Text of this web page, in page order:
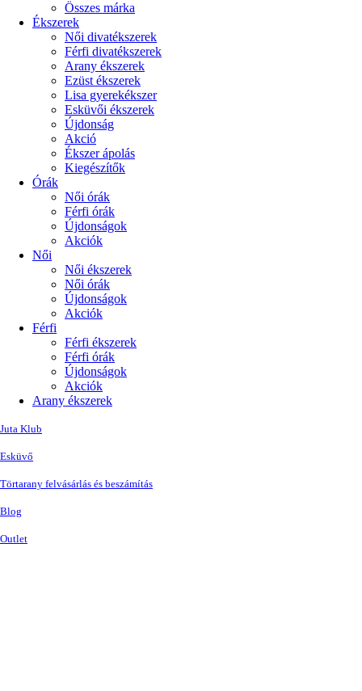
Összes márka
Ékszerek
Női divatékszerek
Férfi divatékszerek
Arany ékszerek
Ezüst ékszerek
Lisa gyerekékszer
Esküvői ékszerek
Újdonság
Akció
Ékszer ápolás
Kiegészítők
Órák
Női órák
Férfi órák
Újdonságok
Akciók
Női
Női ékszerek
Női órák
Újdonságok
Akciók
Férfi
Férfi ékszerek
Férfi órák
Újdonságok
Akciók
Arany ékszerek
Juta Klub
Esküvő
Törtarany felvásárlás és beszámítás
Blog
Outlet